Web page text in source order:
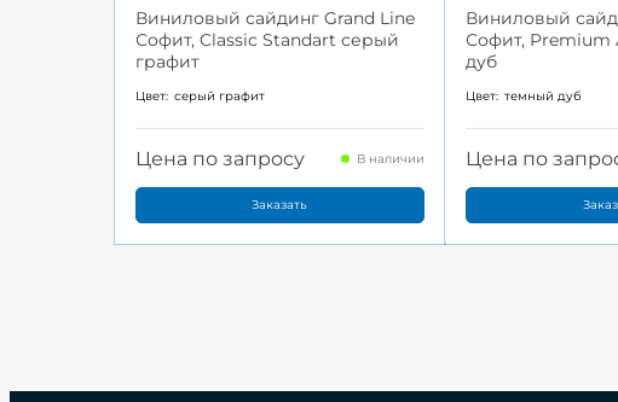
Виниловый сайдинг Grand Line
Софит, Classic Standart серый
графит
Цвет: серый графит
Цена по запросу В наличии
Заказать
Виниловый
Софит, Premium
дуб
Цвет: темный дуб
Цена по